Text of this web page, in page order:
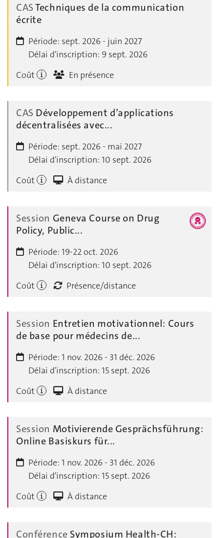
CAS Techniques de la communication
écrite
Période: sept. 2026 - juin 2027
Délai d'inscription: 9 sept. 2026
Coût
En présence
CAS Développement d’applications
décentralisées avec...
Période: sept. 2026 - mai 2027
Délai d'inscription: 10 sept. 2026
Coût
À distance
Session Geneva Course on Drug
Policy, Public...
Période: 19-22 oct. 2026
Délai d'inscription: 10 sept. 2026
Coût
Présence/distance
Session Entretien motivationnel: Cours
de base pour médecins de...
Période: 1 nov. 2026 - 31 déc. 2026
Délai d'inscription: 15 sept. 2026
Coût
À distance
Session Motivierende Gesprächsführung:
Online Basiskurs für...
Période: 1 nov. 2026 - 31 déc. 2026
Délai d'inscription: 15 sept. 2026
Coût
À distance
Conférence Symposium Health-CH: